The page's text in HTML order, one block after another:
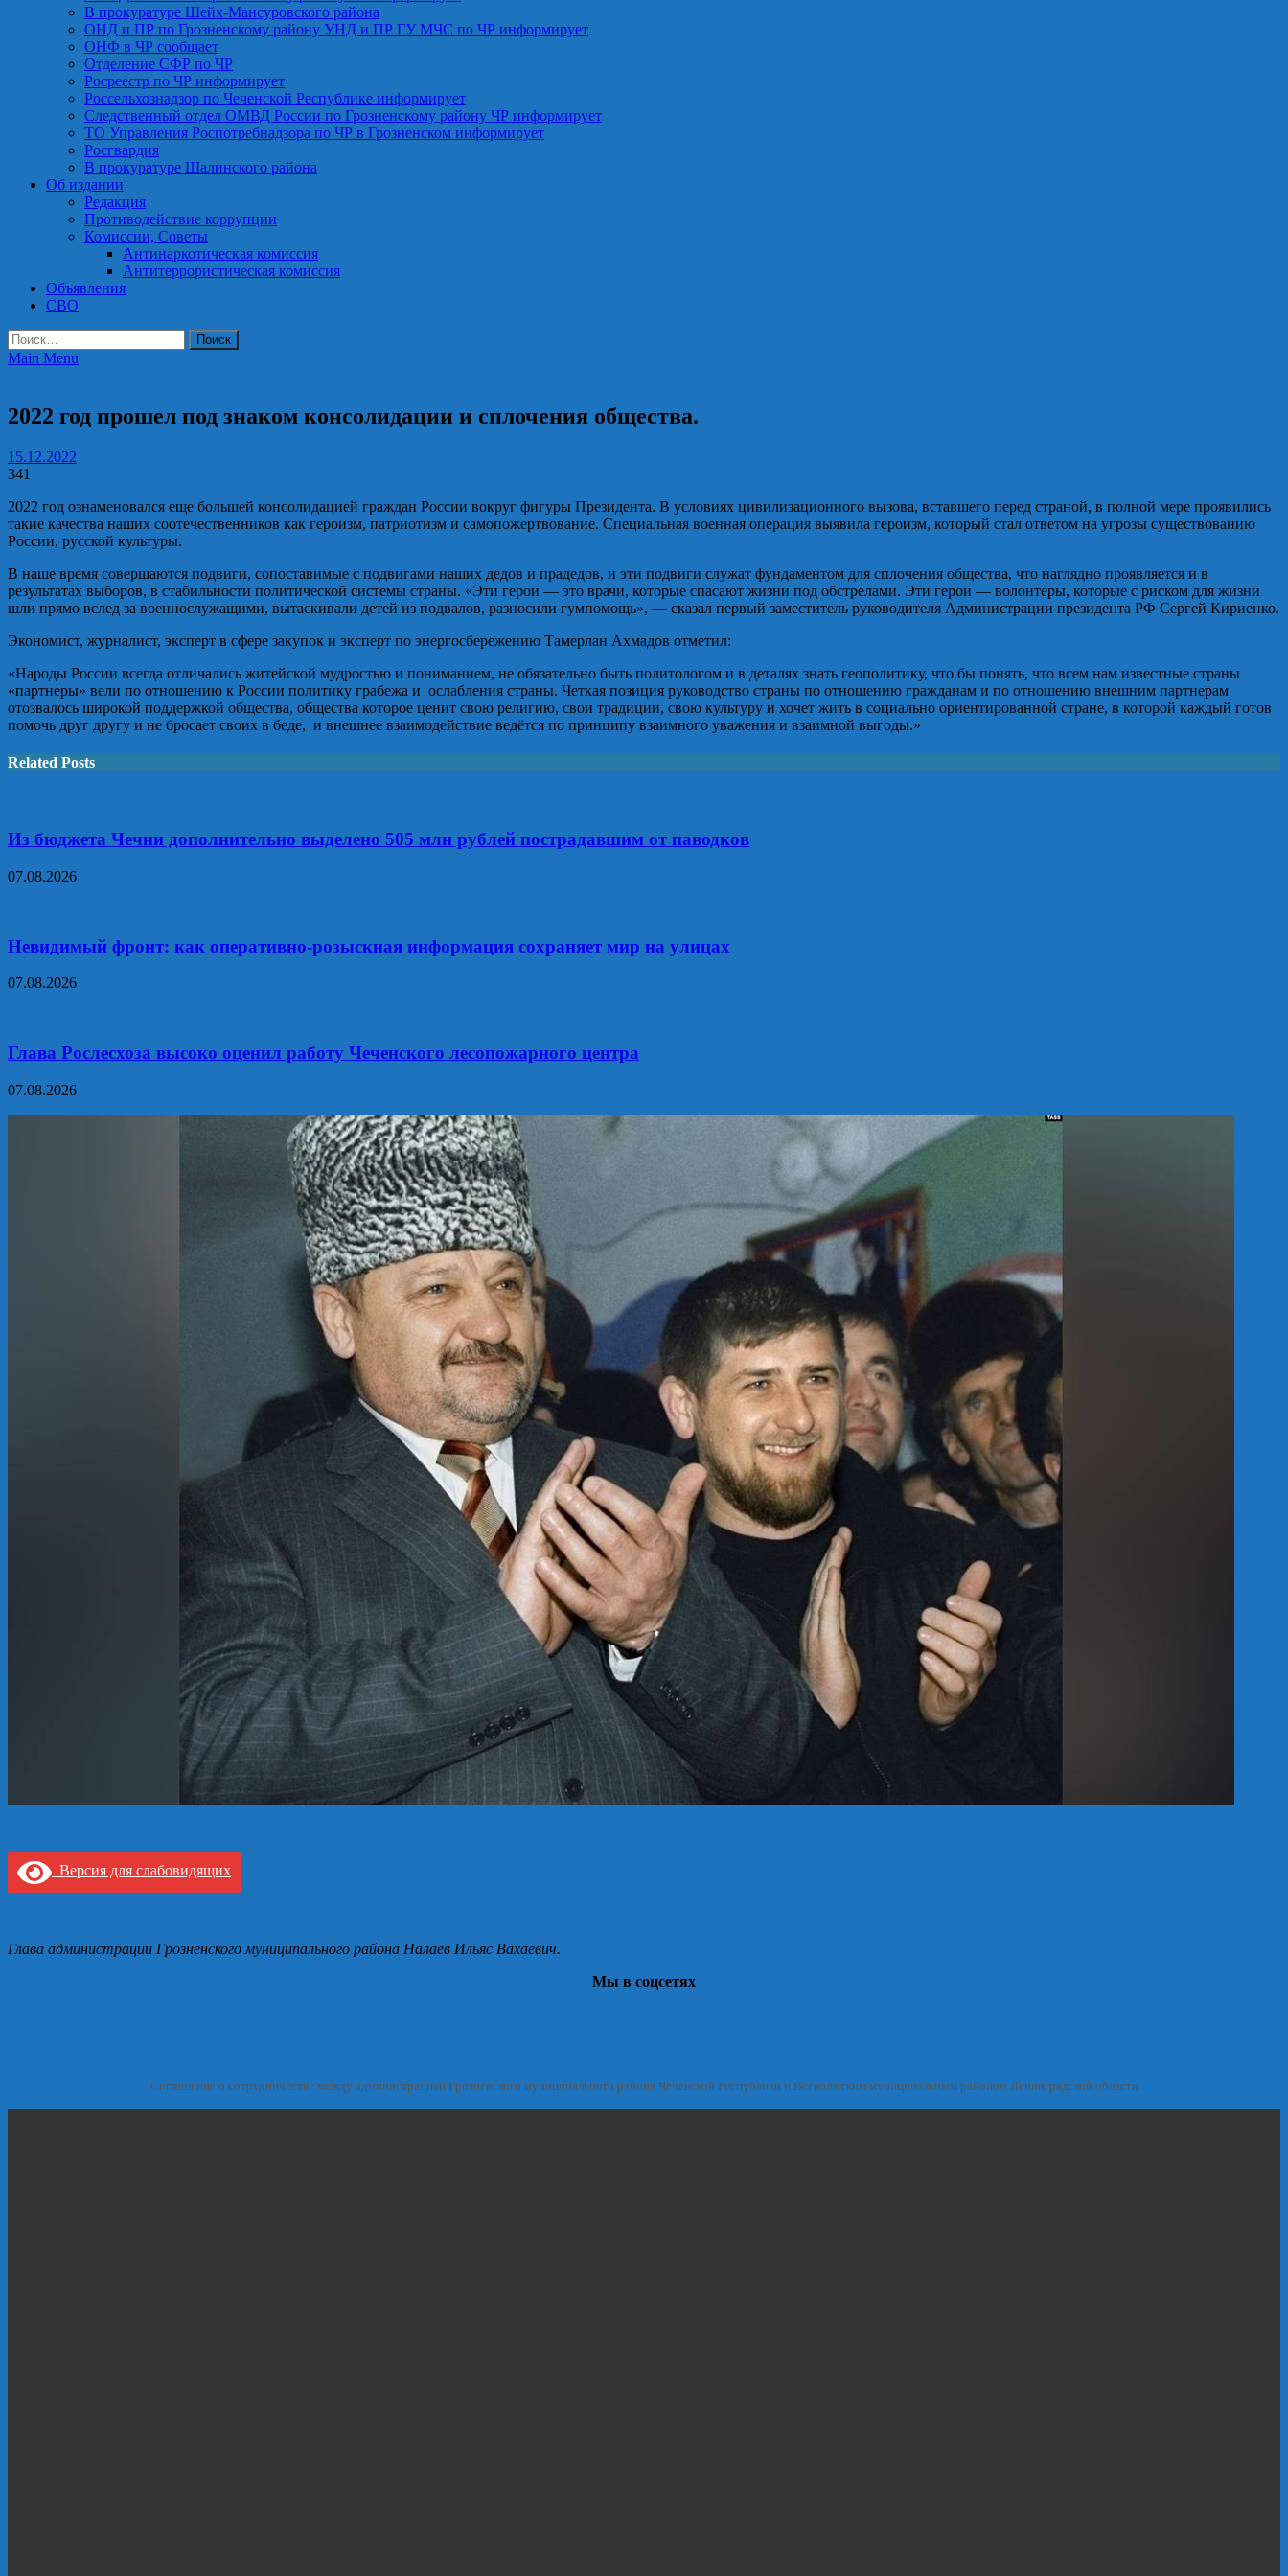
В прокуратуре Шейх-Мансуровского района
ОНД и ПР по Грозненскому району УНД и ПР ГУ МЧС по ЧР информирует
ОНФ в ЧР сообщает
Отделение СФР по ЧР
Росреестр по ЧР информирует
Россельхознадзор по Чеченской Республике информирует
Следственный отдел ОМВД России по Грозненскому району ЧР информирует
ТО Управления Роспотребнадзора по ЧР в Грозненском информирует
Росгвардия
В прокуратуре Шалинского района
Об издании
Редакция
Противодействие коррупции
Комиссии, Советы
Антинаркотическая комиссия
Антитеррористическая комиссия
Объявления
СВО
Найти:
Main Menu
2022 год прошел под знаком консолидации и сплочения общества.
15.12.2022
341
2022 год ознаменовался еще большей консолидацией граждан России вокруг фигуры Президента. В условиях цивилизационного вызова, вставшего перед страной, в полной мере проявились
такие качества наших соотечественников как героизм, патриотизм и самопожертвование. Специальная военная операция выявила героизм, который стал ответом на угрозы существованию
России, русской культуры.
В наше время совершаются подвиги, сопоставимые с подвигами наших дедов и прадедов, и эти подвиги служат фундаментом для сплочения общества, что наглядно проявляется и в
результатах выборов, в стабильности политической системы страны. «Эти герои — это врачи, которые спасают жизни под обстрелами. Эти герои — волонтеры, которые с риском для жизни
шли прямо вслед за военнослужащими, вытаскивали детей из подвалов, разносили гумпомощь», — сказал первый заместитель руководителя Администрации президента РФ Сергей Кириенко.
Экономист, журналист, эксперт в сфере закупок и эксперт по энергосбережению Тамерлан Ахмадов отметил:
«Народы России всегда отличались житейской мудростью и пониманием, не обязательно быть политологом и в деталях знать геополитику, что бы понять, что всем нам известные страны
«партнеры» вели по отношению к России политику грабежа и ослабления страны. Четкая позиция руководство страны по отношению гражданам и по отношению внешним партнерам
отозвалось широкой поддержкой общества, общества которое ценит свою религию, свои традиции, свою культуру и хочет жить в социально ориентированной стране, в которой каждый готов
помочь друг другу и не бросает своих в беде, и внешнее взаимодействие ведётся по принципу взаимного уважения и взаимной выгоды.»
Related Posts
Из бюджета Чечни дополнительно выделено 505 млн рублей пострадавшим от паводков
07.08.2026
Невидимый фронт: как оперативно-розыскная информация сохраняет мир на улицах
07.08.2026
Глава Рослесхоза высоко оценил работу Чеченского лесопожарного центра
07.08.2026
Версия для слабовидящих
Глава администрации Грозненского муниципального района Налаев Ильяс Вахаевич.
Мы в соцсетях
Соглашение о сотрудничестве между администрацией Грозненского муниципального района Чеченской Республики и Всеволжским муниципальным районом Ленинградской области